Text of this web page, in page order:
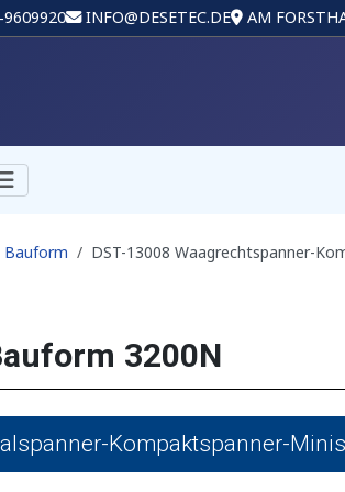
INFO@DESETEC.DE AM
Bauform DST-13008 Waagrechtspanner-
3200N
Kompaktspanner-